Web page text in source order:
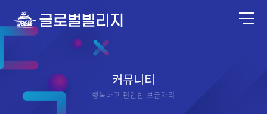
커뮤니티
행복하고 편안한 보금자리